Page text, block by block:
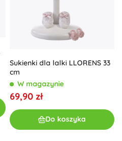
Sukienki dla lalki LLORENS 33
cm
W magazynie
69,90 zł
Do koszyka